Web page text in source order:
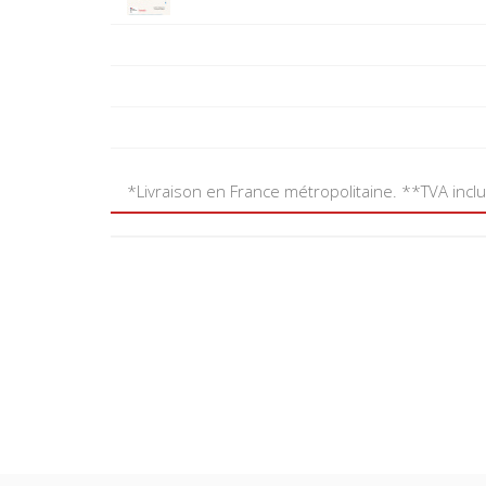
*Livraison en France métropolitaine. **TVA